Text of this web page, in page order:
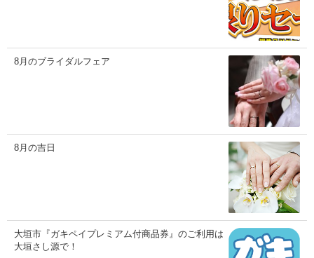
8月のブライダルフェア
8月の吉日
大垣市『ガキペイプレミアム付商品券』のご利用は
大垣さし源で！